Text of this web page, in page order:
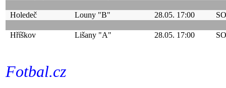
Holedeč Louny "B" 28.05. 17:00 SO
Hříškov Lišany "A" 28.05. 17:00 SO
Fotbal.cz